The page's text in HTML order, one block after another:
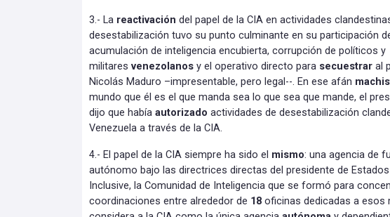
3.- La reactivación del papel de la CIA en actividades
desestabilización tuvo su punto culminante en su participación
acumulación de inteligencia encubierta, corrupción de políticos y
militares venezolanos y el operativo directo para secuestrar al
Nicolás Maduro –impresentable, pero legal--. En ese afán
mundo que él es el que manda sea lo que sea que mande, el
dijo que había autorizado actividades de desestabilización
Venezuela a través de la CIA.
4.- El papel de la CIA siempre ha sido el mismo: una agencia de
autónomo bajo las directrices directas del presidente de Estados
Inclusive, la Comunidad de Inteligencia que se formó para
coordinaciones entre alrededor de 18 oficinas dedicadas a esos